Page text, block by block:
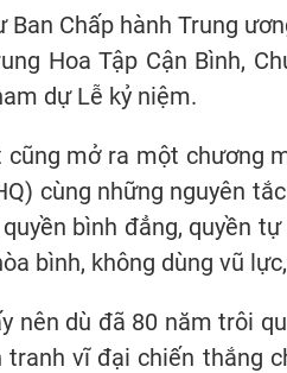
Chấp hành Trung
Hoa Tập Cận Bình,
dự Lễ kỷ niệm.
mở ra một chương
cùng những nguyên
bình đẳng, quyền
bình, không dùng vũ
nên dù đã 80 năm trôi
tranh vĩ đại chiến thắng